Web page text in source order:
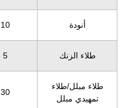
أنودة 10 - 25
طلاء الزنك 5 - 15
طلاء مبلل/طلاء
تمهيدي مبلل
30 - 50